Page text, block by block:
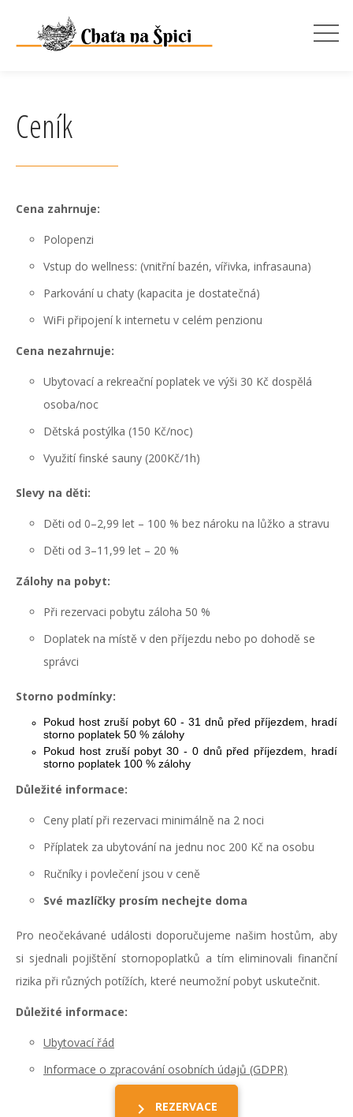
Ceník
Cena zahrnuje:
Polopenzi
Vstup do wellness: (vnitřní bazén, vířivka, infrasauna)
Parkování u chaty (kapacita je dostatečná)
WiFi připojení k internetu v celém penzionu
Cena nezahrnuje:
Ubytovací a rekreační poplatek ve výši 30 Kč dospělá
osoba/noc
Dětská postýlka (150 Kč/noc)
Využití finské sauny (200Kč/1h)
Slevy na děti:
Děti od 0–2,99 let – 100 % bez nároku na lůžko a stravu
Děti od 3–11,99 let – 20 %
Zálohy na pobyt:
Při rezervaci pobytu záloha 50 %
Doplatek na místě v den příjezdu nebo po dohodě se
správci
Storno podmínky:
Pokud host zruší pobyt 60 - 31 dnů před příjezdem, hradí
storno poplatek 50 % zálohy
Pokud host zruší pobyt 30 - 0 dnů před příjezdem, hradí
storno poplatek 100 % zálohy
Důležité informace:
Ceny platí při rezervaci minimálně na 2 noci
Příplatek za ubytování na jednu noc 200 Kč na osobu
Ručníky i povlečení jsou v ceně
Své mazlíčky prosím nechejte doma
Pro neočekávané události doporučujeme našim hostům, aby
si sjednali pojištění stornopoplatků a tím eliminovali finanční
rizika při různých potížích, které neumožní pobyt uskutečnit.
Důležité informace:
Ubytovací řád
Informace o zpracování osobních údajů (GDPR)
REZERVACE